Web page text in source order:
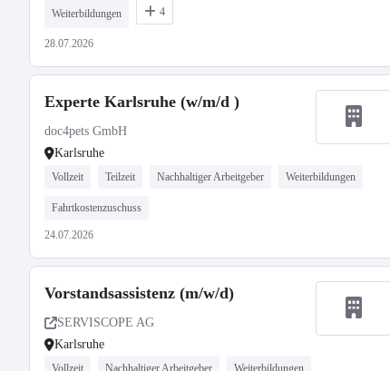
Weiterbildungen 4
28.07.2026
Experte Karlsruhe (w/m/d )
doc4pets GmbH
Karlsruhe
Vollzeit Teilzeit Nachhaltiger Arbeitgeber Weiterbildungen
Fahrtkostenzuschuss
24.07.2026
Vorstandsassistenz (m/w/d)
SERVISCOPE AG
Karlsruhe
Vollzeit Nachhaltiger Arbeitgeber Weiterbildungen